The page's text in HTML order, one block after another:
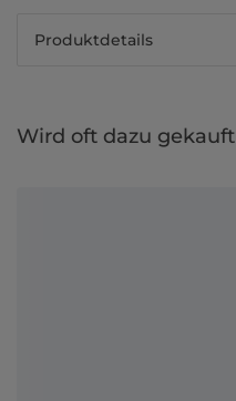
Produktdetails
Wird oft dazu gekauft